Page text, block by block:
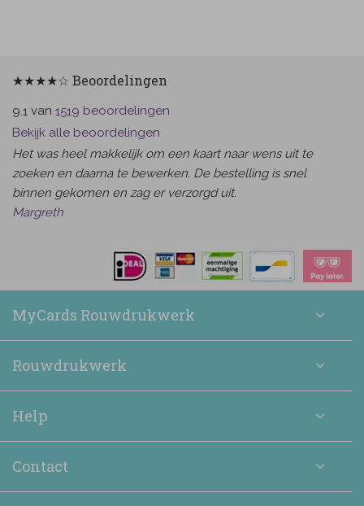
★★★★☆ Beoordelingen
9.1 van 1519 beoordelingen
Bekijk alle beoordelingen
Het was heel makkelijk om een kaart naar wens uit te
zoeken en daarna te bewerken. De bestelling is snel
binnen gekomen en zag er verzorgd uit.
Margreth
MyCards Rouwdrukwerk
Rouwdrukwerk
Help
Contact